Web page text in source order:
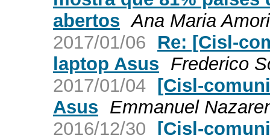
abertos Ana Maria
2017/01/06
Re: [Cisl-
laptop Asus Frederico
2017/01/04 [Cisl-
Asus Emmanuel
2016/12/30 [Cisl-